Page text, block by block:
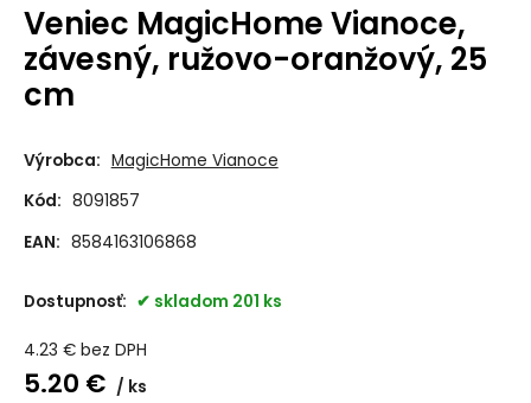
Veniec MagicHome Vianoce,
závesný, ružovo-oranžový, 25
cm
Výrobca: MagicHome Vianoce
Kód: 8091857
EAN: 8584163106868
Dostupnosť: skladom 201 ks
4.23 € bez DPH
5.20 € ks